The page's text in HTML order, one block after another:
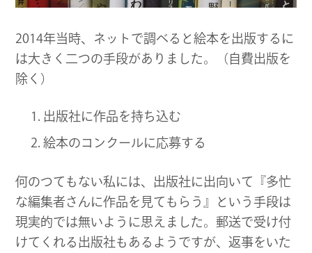
2014年当時、ネットで調べると絵本を出版するに
は大きく二つの手段がありました。（自費出版を
除く）
出版社に作品を持ち込む
絵本のコンクールに応募する
何のつてもない私には、出版社に出向いて『多忙
な編集者さんに作品を見てもらう』という手段は
現実的では無いように思えました。郵送で受け付
けてくれる出版社もあるようですが、返事をいた